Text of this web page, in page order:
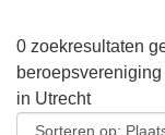
0 zoekresultaten
in Utrecht